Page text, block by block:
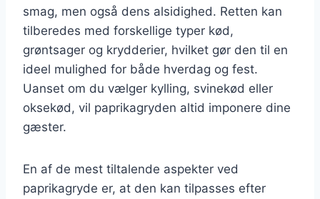
smag, men også dens alsidighed. Retten kan
tilberedes med forskellige typer kød,
grøntsager og krydderier, hvilket gør den til en
ideel mulighed for både hverdag og fest.
Uanset om du vælger kylling, svinekød eller
oksekød, vil paprikagryden altid imponere dine
gæster.
En af de mest tiltalende aspekter ved
paprikagryde er, at den kan tilpasses efter